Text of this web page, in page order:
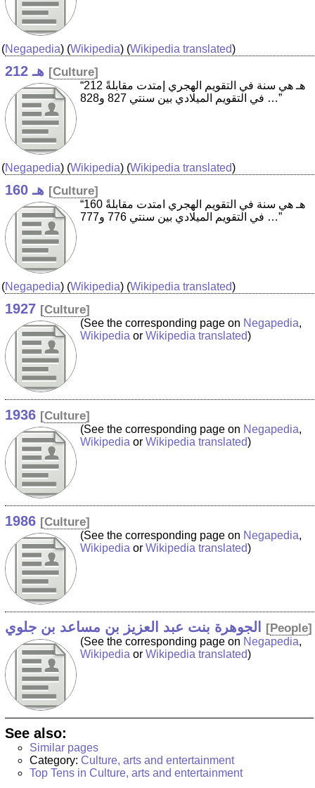
(Negapedia) (Wikipedia) (Wikipedia translated)
212 هـ [Culture]
“212 هـ هي سنة في التقويم الهجري إمتدت مقابلةً
في التقويم الميلادي بين سنتي 827 و828 …”
(Negapedia) (Wikipedia) (Wikipedia translated)
160 هـ [Culture]
“160 هـ هي سنة في التقويم الهجري امتدت مقابلةً
في التقويم الميلادي بين سنتي 776 و777 …”
(Negapedia) (Wikipedia) (Wikipedia translated)
1927 [Culture]
(See the corresponding page on Negapedia,
Wikipedia or Wikipedia translated)
1936 [Culture]
(See the corresponding page on Negapedia,
Wikipedia or Wikipedia translated)
1986 [Culture]
(See the corresponding page on Negapedia,
Wikipedia or Wikipedia translated)
الجوهرة بنت عبد العزيز بن مساعد بن جلوي [People]
(See the corresponding page on Negapedia,
Wikipedia or Wikipedia translated)
See also:
Similar pages
Category: Culture, arts and entertainment
Top Tens in Culture, arts and entertainment